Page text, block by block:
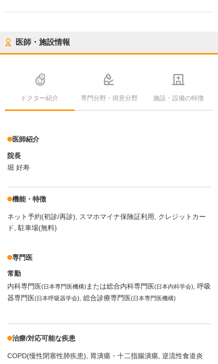
医師・施設情報
ドクター紹介 専門分野・得意分野 施設・設備の特徴
医師紹介
院長
堀 好寿
機能・特徴
ネット予約(初診/再診) スマホマイナ保険証利用
クレジットカー
ド
駐車場(無料)
専門医
常勤
内科専門医(日本専門医機構)または総合内科専門医(日本内科学会) 呼吸
器専門医(日本呼吸器学会) 総合診療専門医(日本専門医機構)
治療/対応可能な疾患
COPD(慢性閉塞性肺疾患) 胃潰瘍・十二指腸潰瘍 逆流性食道炎